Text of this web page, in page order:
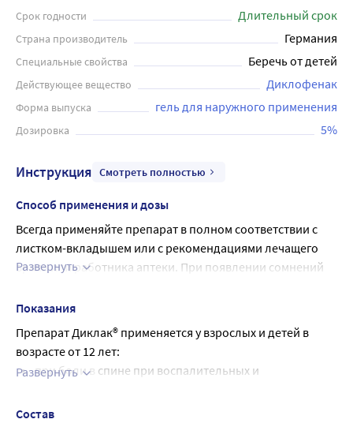
эффективное действие. При местном применении
в покое и при движении. Уменьшает утреннюю
скованность и припухлость суставов, способствует
увеличению объема движений. Длительность лечения
зависит от показаний и отмечаемого эффекта. После 2-х
недель использования препарата следует
Срок годности Длительный срок
Страна производитель Германия
Специальные свойства Беречь от детей
Действующее вещество Диклофенак
Форма выпуска гель для наружного применения
Дозировка 5%
Инструкция Смотреть полностью
Способ применения и дозы
Всегда применяйте препарат в полном соответствии с
листком-вкладышем или с рекомендациями лечащего
врача или работника аптеки. При появлении сомнений
аптеки.
Рекомендуемая доза
Взрослым и детям старше 12 лет препарат наносят на
кожу 2-3 раза в день и слегка втирают.
Необходимое количество препарата зависит от размера
Разовая доза до 2 г (около 4 см при полностью открытой
Развернуть
Показания
Препарат Диклак® применяется у взрослых и детей в
возрасте от 12 лет:
при боли в спине при воспалительных и
радикулите, • заболеваниях суставов с поражением
Развернуть
Состав